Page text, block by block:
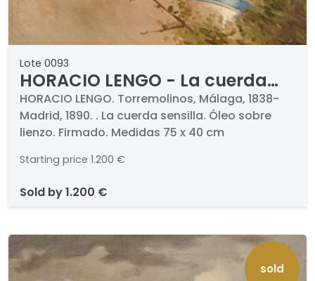
Lote 0093
HORACIO LENGO - La cuerda
sensilla
HORACIO LENGO. Torremolinos, Málaga, 1838-
Madrid, 1890. . La cuerda sensilla. Óleo sobre
lienzo. Firmado. Medidas 75 x 40 cm
Starting price 1.200 €
sold by1.200 €
sold